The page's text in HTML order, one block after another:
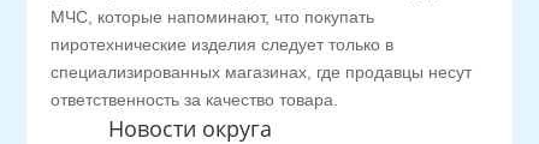
Новости округа
МЧС, которые напоминают, что покупать
пиротехнические изделия следует только в
специализированных магазинах, где продавцы несут
ответственность за качество товара.